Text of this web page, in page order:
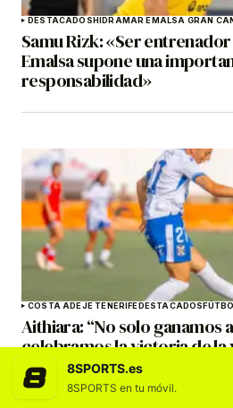
DESTACADOSHIDRAMAR EMALSA GRAN
Samu Rizk: «Ser
Emalsa supone una
responsabilidad»
COSTA ADEJE TENERIFEDESTACADOS
Aithiara: “No solo ganamos
celebramos la victoria de la
8SPORTS.es
8SPORTS en tu móvil.